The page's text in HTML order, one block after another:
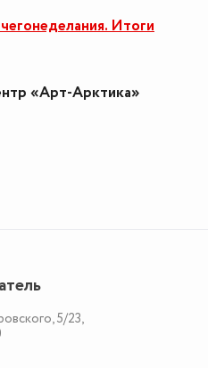
Итоги
«Арт-Арктика»
5/23,